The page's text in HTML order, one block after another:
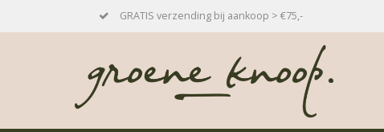
GRATIS verzending bij aankoop > €75,- Bezoek